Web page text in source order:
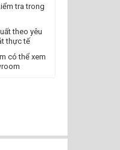
tra trong
theo yêu
thực tế
có thể xem